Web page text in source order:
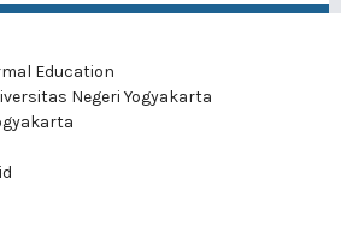
Education
Negeri Yogyakarta